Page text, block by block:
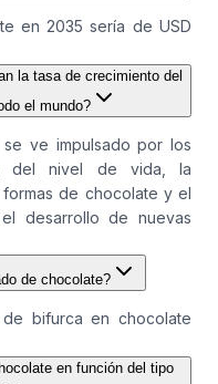
en 2035 sería de USD
la tasa de crecimiento del
el mundo?
ve impulsado por los
del nivel de vida, la
de chocolate y el
desarrollo de nuevas
de chocolate?
bifurca en chocolate
en función del tipo